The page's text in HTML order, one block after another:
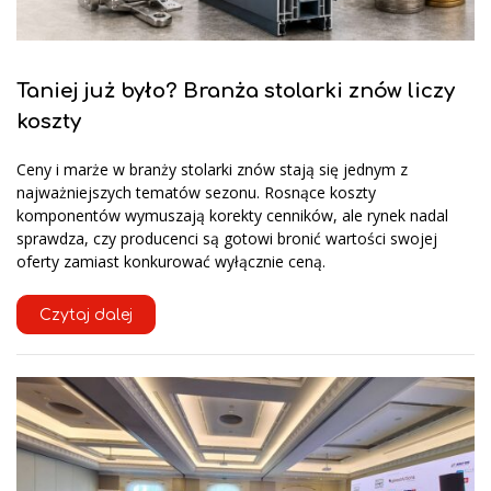
Taniej już było? Branża stolarki znów liczy
koszty
Ceny i marże w branży stolarki znów stają się jednym z
najważniejszych tematów sezonu. Rosnące koszty
komponentów wymuszają korekty cenników, ale rynek nadal
sprawdza, czy producenci są gotowi bronić wartości swojej
oferty zamiast konkurować wyłącznie ceną.
Czytaj dalej